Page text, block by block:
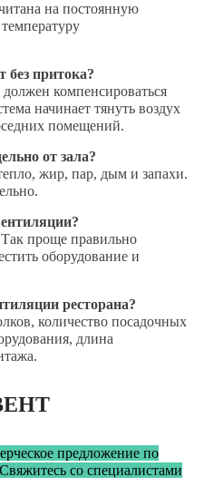
на постоянную
без притока?
компенсироваться
начинает тянуть воздух
помещений.
от зала?
жир, пар, дым и запахи.
проще правильно
оборудование и
ресторана?
количество посадочных
длина
предложение по
со специалистами